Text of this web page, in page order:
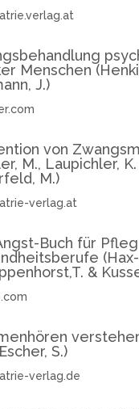
Menschen
J.)
von
M., Laupichler, K.
M.)
verlag.at
Buch für
(Hax-
&
S.)
verlag.de